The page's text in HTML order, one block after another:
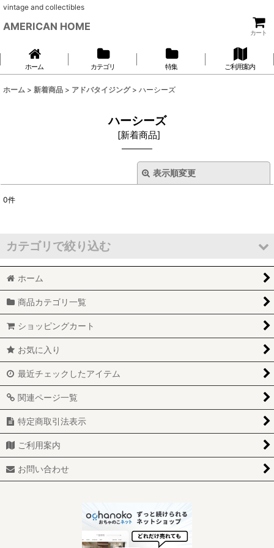
vintage and collectibles
AMERICAN HOME
カート
ホーム カテゴリ 特集 ご利用案内
ホーム > 新着商品 > アドバタイジング > ハーシーズ
ハーシーズ
[新着商品]
表示順変更
並び順:
0件
カテゴリで絞り込む
アドバタイジング (全商品)
アイホップ
ウェンディーズ
m&m's
カリフォルニアレーズン
Gerber ガーバー
キャンベル
ホーム
商品カテゴリ一覧
ショッピングカート
お気に入り
最近チェックしたアイテム
関連ページ一覧
特定商取引法表示
ご利用案内
お問い合わせ